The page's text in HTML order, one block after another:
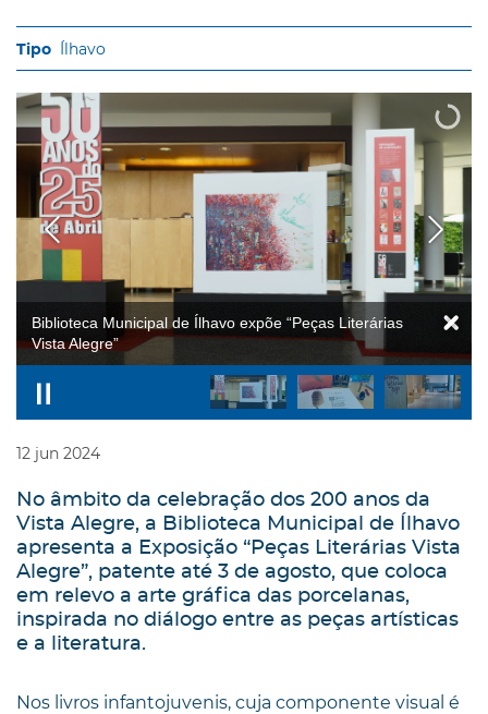
Ílhavo
Biblioteca Municipal de Ílhavo expõe “Peças Literárias
Vista Alegre”
12 jun 2024
No âmbito da celebração dos 200 anos da
Vista Alegre, a Biblioteca Municipal de Ílhavo
apresenta a Exposição “Peças Literárias Vista
Alegre”, patente até 3 de agosto, que coloca
em relevo a arte gráfica das porcelanas,
inspirada no diálogo entre as peças artísticas
e a literatura.
Nos livros infantojuvenis, cuja componente visual é